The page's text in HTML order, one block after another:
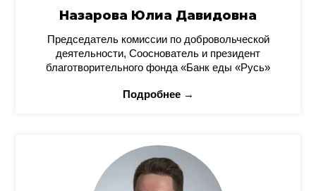
Назарова Юлиа Давидовна
Председатель комиссии по добровольческой
деятельности, Сооснователь и президент
благотворительного фонда «Банк еды «Русь»
Подробнее →